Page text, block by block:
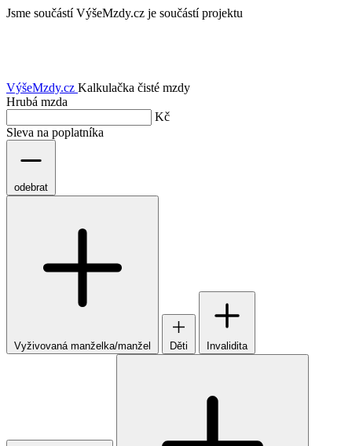
Jsme součástí VýšeMzdy.cz je součástí projektu
VýšeMzdy.cz Kalkulačka čisté mzdy
Hrubá mzda
Kč
Sleva na poplatníka
odebrat
Vyživovaná manželka/manžel Děti Invalidita